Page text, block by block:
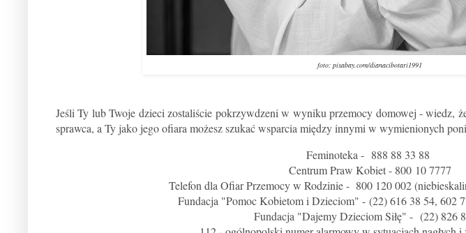
foto: pixabay.com/dianacibotari1991
Jeśli Ty lub Twoje dzieci zostaliście pokrzywdzeni w wyniku przemocy domowej - wiedz,
sprawca, a Ty jako jego ofiara możesz szukać wsparcia między innymi w wymienionych
Feminoteka - 888 88 33 88
Centrum Praw Kobiet - 800 10 7777
Telefon dla Ofiar Przemocy w Rodzinie - 800 120 002
Fundacja "Pomoc Kobietom i Dzieciom" - (22) 616 38 54, 602
Fundacja "Dajemy Dzieciom Siłę" - (22) 826